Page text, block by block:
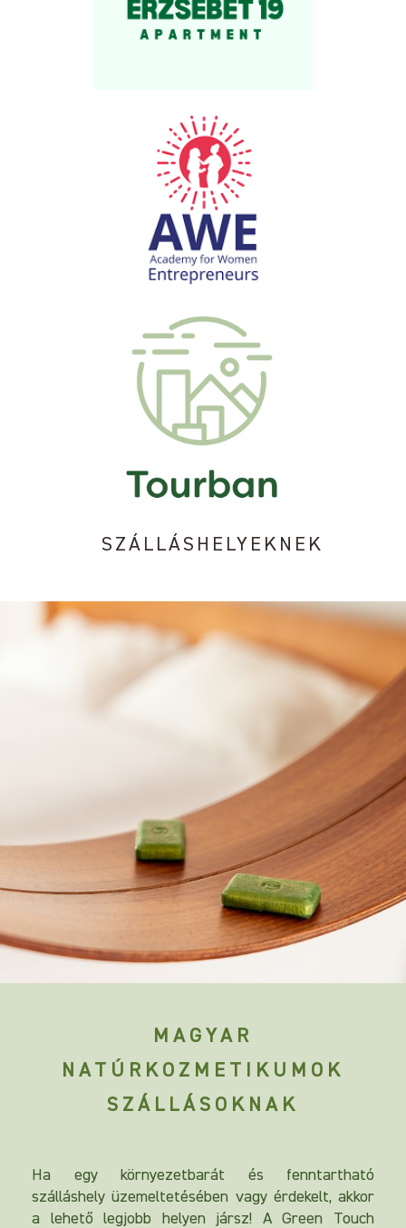
SZÁLLÁSHELYEKNEK
MAGYAR
NATÚRKOZMETIKUMOK
SZÁLLÁSOKNAK
Ha egy környezetbarát és fenntartható
szálláshely üzemeltetésében vagy érdekelt, akkor
a lehető legjobb helyen jársz! A Green Touch